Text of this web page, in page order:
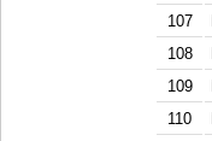
107
108
109
110